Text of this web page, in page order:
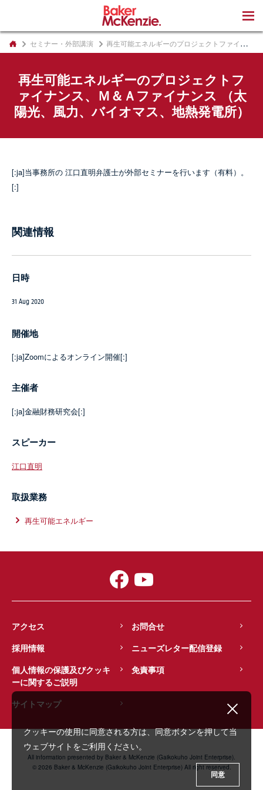
セミナー・外部講演 再生可能エネルギーのプロジェクトファイナンス、Ｍ＆Ａファイナンス （太陽光、風力、バイオマス、地熱発電所）
再生可能エネルギーのプロジェクトフ
ァイナンス、Ｍ＆Ａファイナンス （太
陽光、風力、バイオマス、地熱発電所）
[:ja]当事務所の 江口直明弁護士が外部セミナーを行います（有料）。
[:]
関連情報
日時
31 Aug 2020
開催地
[:ja]Zoomによるオンライン開催[:]
主催者
[:ja]金融財務研究会[:]
スピーカー
江口直明
取扱業務
再生可能エネルギー
アクセス
お問合せ
採用情報
ニューズレター配信登録
個人情報の保護及びクッキ
ーに関するご説明
免責事項
サイトマップ
All information presented by Baker & McKenzie (Gaikokuho Joint Enterprise).
© 2026 Baker & McKenzie (Gaikokuho Joint Enterprise) All right reserved.
クッキーの使用に同意される方は、同意ボタンを押して当
ウェブサイトをご利用ください。
同意